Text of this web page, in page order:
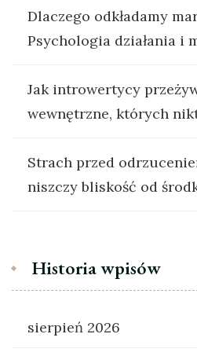
Dlaczego odkładamy
Psychologia działania i
Jak introwertycy
wewnętrzne, których
Strach przed
niszczy bliskość od
Historia wpisów
sierpień 2026